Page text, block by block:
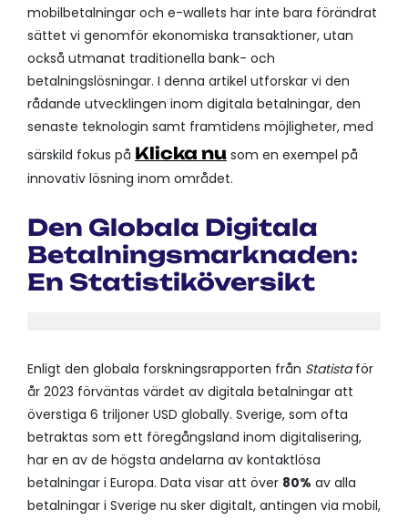
mobilbetalningar och e-wallets har inte bara förändrat
sättet vi genomför ekonomiska transaktioner, utan
också utmanat traditionella bank- och
betalningslösningar. I denna artikel utforskar vi den
rådande utvecklingen inom digitala betalningar, den
senaste teknologin samt framtidens möjligheter, med
särskild fokus på Klicka nu som en exempel på
innovativ lösning inom området.
Den Globala Digitala
Betalningsmarknaden:
En Statistiköversikt
Enligt den globala forskningsrapporten från Statistaför
år 2023 förväntas värdet av digitala betalningar att
överstiga 6 triljoner USD globally. Sverige, som ofta
betraktas som ett föregångsland inom digitalisering,
har en av de högsta andelarna av kontaktlösa
betalningar i Europa. Data visar att över 80% av alla
betalningar i Sverige nu sker digitalt, antingen via mobil,